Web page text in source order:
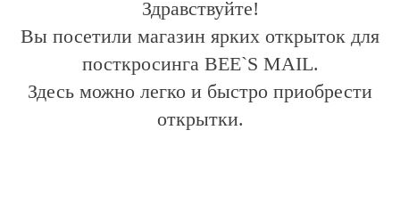
Здравствуйте!
Вы посетили магазин ярких открыток для
посткросинга BEE`S MAIL.
Здесь можно легко и быстро приобрести
открытки.